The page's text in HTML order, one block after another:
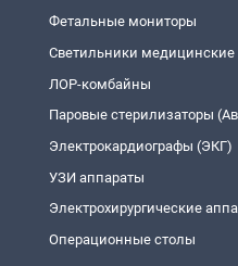
Фетальные мониторы
Светильники медицинские
ЛОР-комбайны
Паровые стерилизаторы
Электрокардиографы (ЭКГ)
УЗИ аппараты
Электрохирургические
Операционные столы